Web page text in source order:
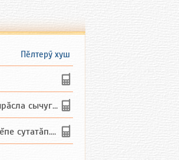
Пӗлтерӳ хуш
сычуг) ...
Ха...